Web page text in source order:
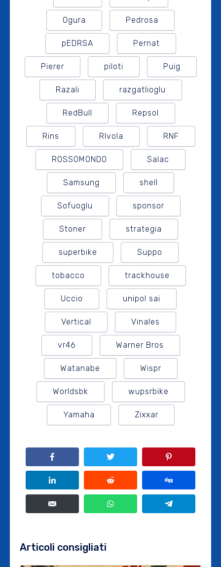
Ogura Pedrosa
pEDRSA Pernat
Pierer piloti Puig
Razali razgatlioglu
RedBull Repsol
Rins RIvola RNF
ROSSOMONDO Salac
Samsung shell
Sofuoglu sponsor
Stoner strategia
superbike Suppo
tobacco trackhouse
Uccio unipol sai
Vertical Vinales
vr46 Warner Bros
Watanabe Wispr
Worldsbk wupsrbike
Yamaha Zixxar
Articoli consigliati